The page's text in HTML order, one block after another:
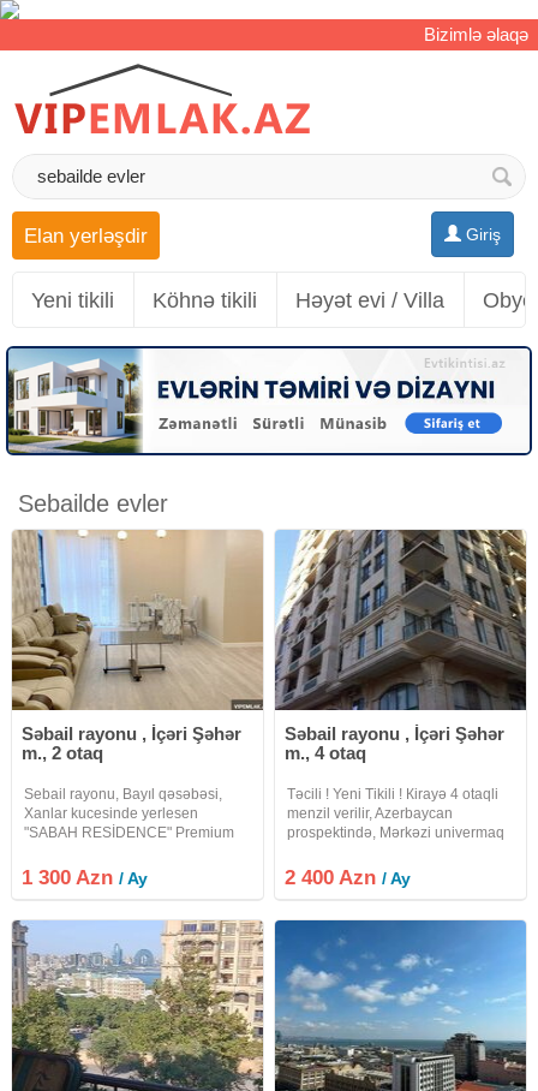
Bizimlə əlaqə
Giriş
Elan yerləşdir
Yeni tikili Köhnə tikili Həyət evi / Villa
Sebailde evler
Səbail rayonu , İçəri Şəhər
m., 2 otaq
Sebail rayonu, Bayıl qəsəbəsi,
Xanlar kucesinde yerlesen
"SABAH RESİDENCE" Premium
otaqli ela temirli menzil kirayeye
verilir. 18/8, 83kv.m., san.qovsaqi,
1 300 Azn/ Ay
Səbail rayonu , İçəri Şəhər
m., 4 otaq
Təcili ! Yeni Tikili ! Кirayə 4 otaqli
menzil verilir, Azerbaycan
prospektində, Mərkəzi univermaq
"İçərişəhər" metrosu yaxinliğinda.
Mərtəbə: 16/4. Ümumi sahəsi: 150
2 400 Azn/ Ay